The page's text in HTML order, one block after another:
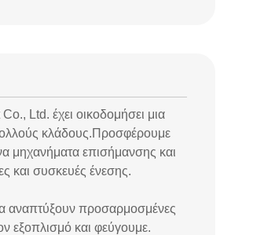
Ltd. έχει οικοδομήσει μια
κλάδους.Προσφέρουμε
μηχανήματα επισήμανσης και
και συσκευές ένεσης.
αναπτύξουν προσαρμοσμένες
εξοπλισμό και φεύγουμε.